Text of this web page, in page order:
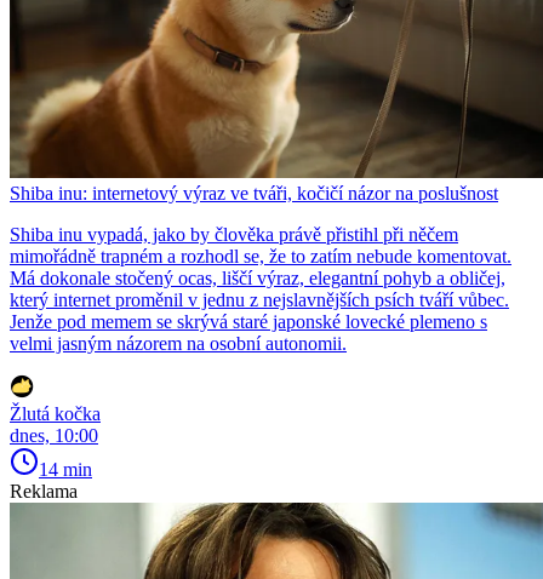
Shiba inu: internetový výraz ve tváři, kočičí názor na poslušnost
Shiba inu vypadá, jako by člověka právě přistihl při něčem
mimořádně trapném a rozhodl se, že to zatím nebude komentovat.
Má dokonale stočený ocas, liščí výraz, elegantní pohyb a obličej,
který internet proměnil v jednu z nejslavnějších psích tváří vůbec.
Jenže pod memem se skrývá staré japonské lovecké plemeno s
velmi jasným názorem na osobní autonomii.
Žlutá kočka
dnes, 10:00
14 min
Reklama